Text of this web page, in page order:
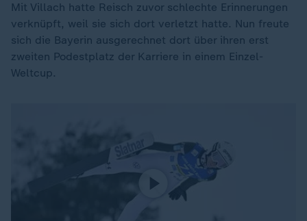
Mit Villach hatte Reisch zuvor schlechte Erinnerungen
verknüpft, weil sie sich dort verletzt hatte. Nun freute
sich die Bayerin ausgerechnet dort über ihren erst
zweiten Podestplatz der Karriere in einem Einzel-
Weltcup.